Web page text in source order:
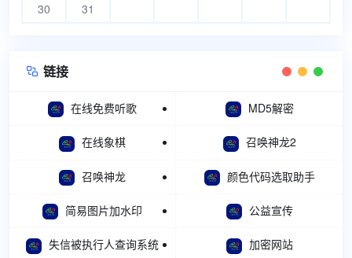
30
31
 链接
在线免费听歌 MD5解密
在线象棋 召唤神龙2
召唤神龙 颜色代码选取助手
简易图片加水印 公益宣传
失信被执行人查询系统 加密网站